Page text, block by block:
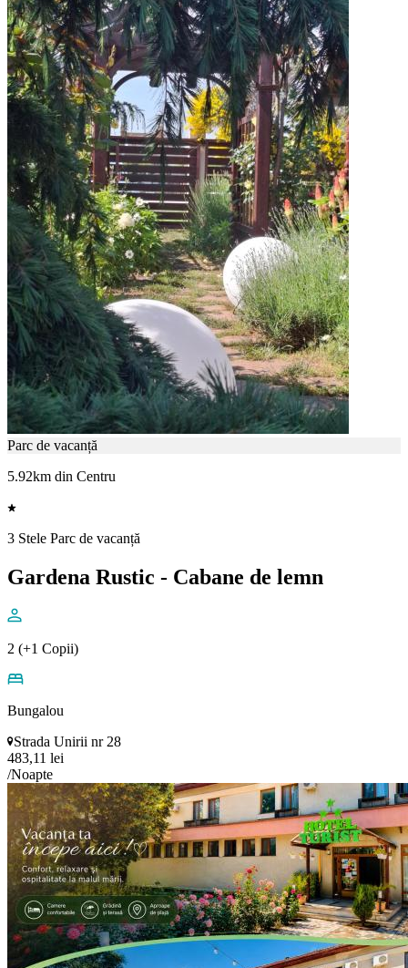
Parc de vacanță
5.92km din Centru
3 Stele Parc de vacanță
Gardena Rustic - Cabane de lemn
2 (+1 Copii)
Bungalou
Strada Unirii nr 28
483,11 lei
/Noapte